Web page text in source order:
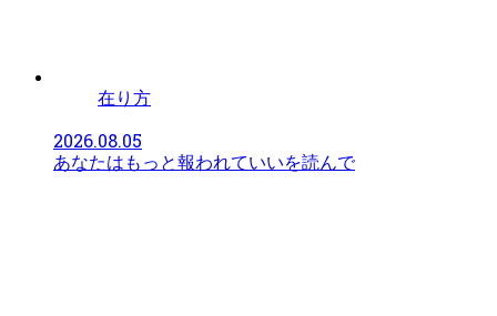
在り方
2026.08.05
あなたはもっと報われていいを読んで